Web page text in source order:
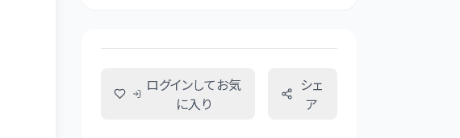
ログインしてお気
に入り
シェ
ア